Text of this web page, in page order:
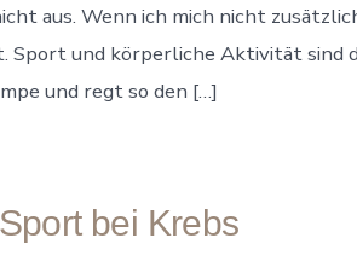
aus. Wenn ich mich nicht
Sport und körperliche Aktivität sind
und regt so den […]
Sport bei Krebs